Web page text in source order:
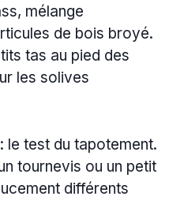
mélange
de bois broyé.
tas au pied des
les solives
le test du tapotement.
tournevis ou un petit
différents